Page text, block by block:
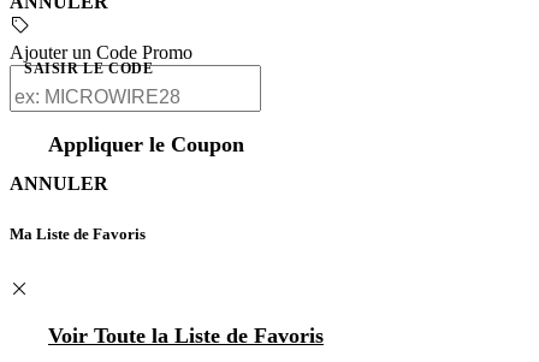
Ajouter un Code Promo
SAISIR LE CODE
Appliquer le Coupon
ANNULER
Ma Liste de Favoris
Voir Toute la Liste de Favoris